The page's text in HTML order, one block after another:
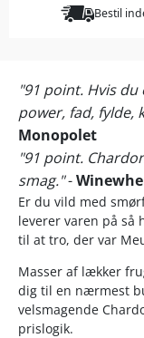
Bestil
"91 point. Hvis
power, fad, fylde,
Monopolet
"91 point.
smag."-
Er du vild med
leverer varen på så
til at tro, der var
Masser af lækker
dig til en nærmest
velsmagende
prislogik.